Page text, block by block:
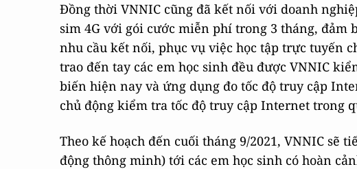
Đồng thời VNNIC cũng đã kết nối với doanh
sim 4G với gói cước miễn phí trong 3 tháng, đảm
nhu cầu kết nối, phục vụ việc học tập trực tuyến
trao đến tay các em học sinh đều được VNNIC
biến hiện nay và ứng dụng đo tốc độ truy cập
chủ động kiểm tra tốc độ truy cập Internet trong
Theo kế hoạch đến cuối tháng 9/2021, VNNIC sẽ
động thông minh) tới các em học sinh có hoàn